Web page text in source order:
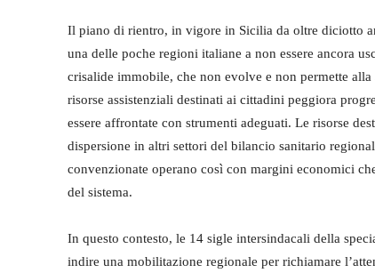
Il piano di rientro, in vigore in Sicilia da oltre diciotto
una delle poche regioni italiane a non essere ancora
crisalide immobile, che non evolve e non permette
risorse assistenziali destinati ai cittadini peggiora
essere affrontate con strumenti adeguati. Le risorse
dispersione in altri settori del bilancio sanitario
convenzionate operano così con margini economici
del sistema.
In questo contesto, le 14 sigle intersindacali della
indire una mobilitazione regionale per richiamare